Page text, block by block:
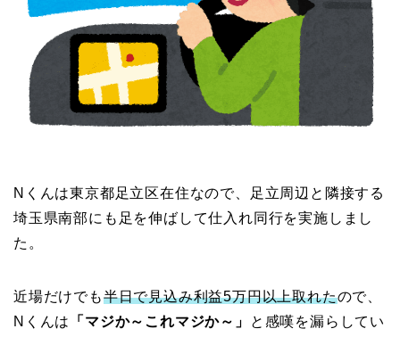
Nくんは東京都足立区在住なので、足立周辺と隣接する
埼玉県南部にも足を伸ばして仕入れ同行を実施しまし
た。
近場だけでも半日で見込み利益5万円以上取れたので、
Nくんは
「マジか～これマジか～」
と感嘆を漏らしてい